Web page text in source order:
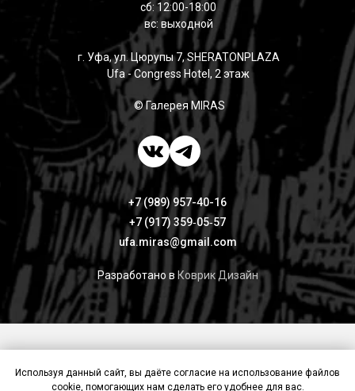
сб: 12:00-18:00
вс: выходной
г. Уфа, ул. Цюрупы 7, SHERATONPLAZA
Ufa - Congress Hotel, 2 этаж
© Галерея MIRAS
Разработано в Коврик Дизайн
+7 (989) 957-40-16
+7 (917) 359‑05‑57
ufa.miras@gmail.com
Используя данный сайт, вы даёте согласие на использование файлов
cookie, помогающих нам сделать его удобнее для вас.
Контакты